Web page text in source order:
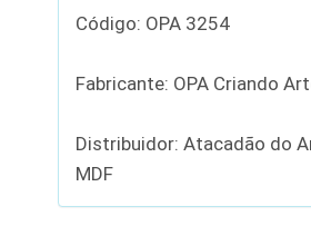
Código: OPA 3254
Fabricante: OPA Criando
Distribuidor: Atacadão do
MDF